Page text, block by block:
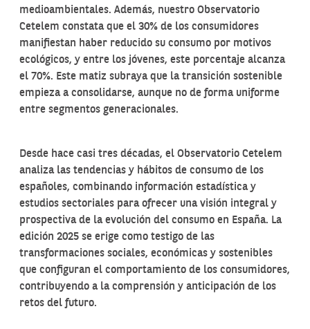
medioambientales. Además, nuestro Observatorio
Cetelem constata que el 30% de los consumidores
manifiestan haber reducido su consumo por motivos
ecológicos, y entre los jóvenes, este porcentaje alcanza
el 70%. Este matiz subraya que la transición sostenible
empieza a consolidarse, aunque no de forma uniforme
entre segmentos generacionales.
Desde hace casi tres décadas, el Observatorio Cetelem
analiza las tendencias y hábitos de consumo de los
españoles, combinando información estadística y
estudios sectoriales para ofrecer una visión integral y
prospectiva de la evolución del consumo en España. La
edición 2025 se erige como testigo de las
transformaciones sociales, económicas y sostenibles
que configuran el comportamiento de los consumidores,
contribuyendo a la comprensión y anticipación de los
retos del futuro.